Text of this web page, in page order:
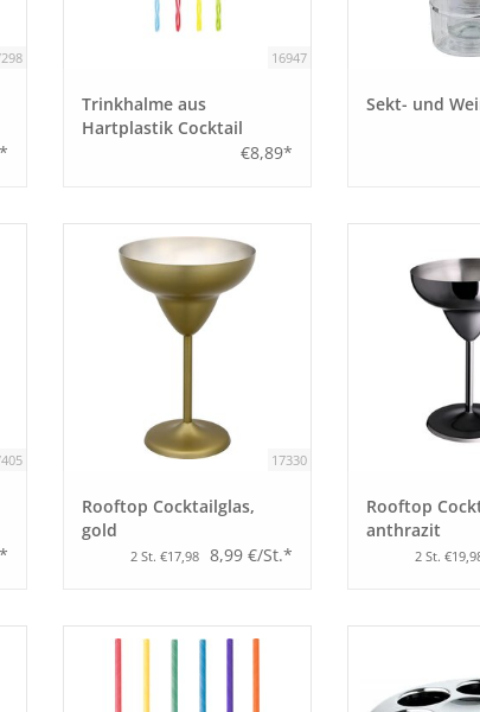
16947
Trinkhalme aus
Hartplastik Cocktail
€8,89*
Sekt- und
17330
Rooftop Cocktailglas,
gold
2 St. €17,98 8,99 €/St.*
Rooftop
anthrazit
2 St.